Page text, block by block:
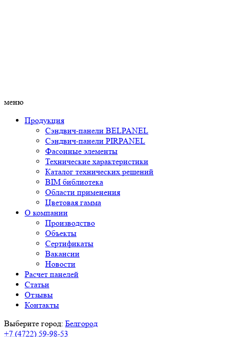
меню
Продукция
Сэндвич-панели BELPANEL
Сэндвич-панели PIRPANEL
Фасонные элементы
Технические характеристики
Каталог технических решений
BIM библиотека
Области применения
Цветовая гамма
О компании
Производство
Объекты
Сертификаты
Вакансии
Новости
Расчет панелей
Статьи
Отзывы
Контакты
Выберите город: Белгород
+7 (4722) 59-98-53